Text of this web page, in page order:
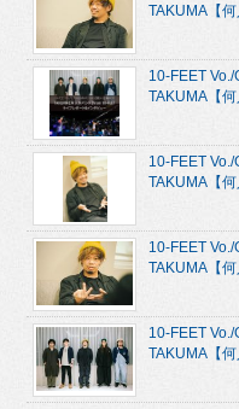
TAKUMA【
10-FEET Vo./
TAKUMA【
10-FEET Vo./
TAKUMA【
10-FEET Vo./
TAKUMA【
10-FEET Vo./
TAKUMA【